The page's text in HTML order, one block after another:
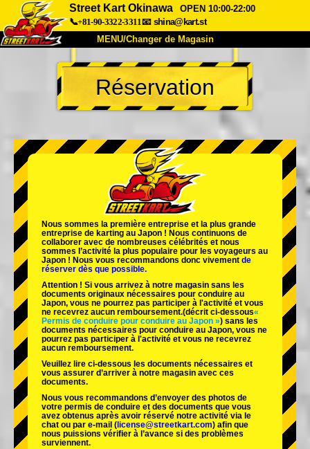
Street Kart Okinawa
OPEN 10:00-22:00
📞+81-90-3322-3311📧 shina@kart.st
MENU/Changer de Magasin
ACCUEIL
À Propos Caractéristiques Tarifs
Entreprise Réservation
Changer de Magasin
Tokyo Shinagawa Tokyo Akihabara#1
Tokyo Akihabara#2
Tokyo Shibuya Annexe Baie de Tokyo
Tokyo Asakusa Osaka
Réservation
Nous sommes la première entreprise et la plus grande
entreprise de karting au Japon ! Nous continuons de
collaborer avec de nombreuses célébrités et nous
sommes l’activité la plus populaire pour les voyageurs au
Japon ! Nous vous recommandons donc vivement de
réserver dès que possible.
Attention ! Si vous arrivez à notre magasin sans les
documents originaux nécessaires pour conduire au
Japon, vous ne pourrez pas participer à l'activité et vous
ne recevrez aucun remboursement.(décrit ci-dessous«
Permis de conduire pour conduire au Japon ») sans les
documents nécessaires pour conduire au Japon, vous ne
pourrez pas participer à l'activité et vous ne recevrez
aucun remboursement.
Veuillez lire ci-dessous les documents nécessaires et
vous assurer d’arriver à notre magasin avec ces
documents.
Nous vous recommandons d’envoyer des photos de
votre permis de conduire et des documents que vous
avez obtenus après avoir réservé notre activité via le
chat ou par e-mail ( license@streetkart.com) afin que
nous puissions vérifier à l’avance si des problèmes
surviennent.